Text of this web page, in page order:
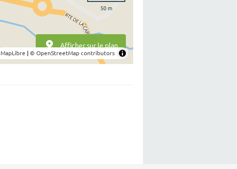
50 m
MapLibre | © OpenStreetMap contributors
Afficher sur le plan